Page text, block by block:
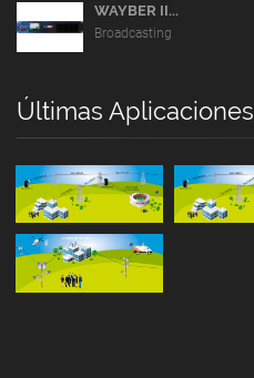
WAYBER II...
Broadcasting
Últimas Aplicaciones